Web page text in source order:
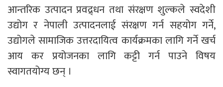
आन्तरिक उत्पादन प्रवद्र्धन तथा संरक्षण शुल्कले स्वदेशी
उद्योग र नेपाली उत्पादनलाई संरक्षण गर्न सहयोग गर्ने,
उद्योगले सामाजिक उत्तरदायित्व कार्यक्रमका लागि गर्ने खर्च
आय कर प्रयोजनका लागि कट्टी गर्न पाउने विषय
स्वागतयोग्य छन् ।